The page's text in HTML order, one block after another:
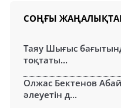
СОҢҒЫ
Таяу Шығыс
тоқтаты...
Олжас Бектенов
әлеуетін д...